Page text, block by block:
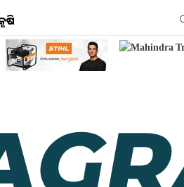
ଆମେ ହ୍ବାଟ୍ସଆପ୍‌ରେ ଅଛୁ ! ଆମ ହ୍ବାଟ୍ସଆପ ଗ୍ରୁପରେ
ଏବଂ ଆପଙ୍କୁ ଆବଶ୍ୟକ ହେଉଥିବା ସବୁ
ଗୁରୁତ୍ବପୂର୍ଣ୍ଣ ଅପଡେଟ୍‌ ପାଆନ୍ତୁ ପ୍ରତିଦିନ ।